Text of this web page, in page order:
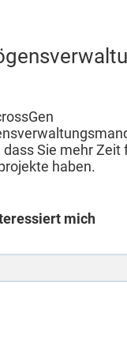
dass Sie mehr Zeit
haben.
mich